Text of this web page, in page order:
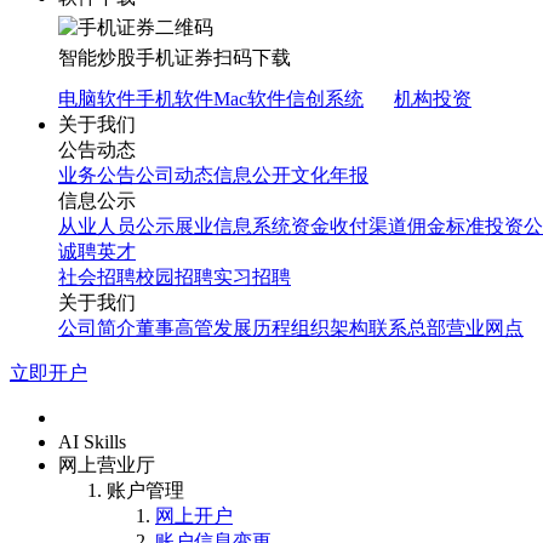
智能炒股手机证券扫码下载
电脑软件手机软件Mac软件信创系统
机构投资
关于我们
公告动态
业务公告公司动态信息公开文化年报
信息公示
从业人员公示展业信息系统资金收付渠道佣金标准投资
诚聘英才
社会招聘校园招聘实习招聘
关于我们
公司简介董事高管发展历程组织架构联系总部营业网点
立即开户
AI Skills
网上营业厅
账户管理
网上开户